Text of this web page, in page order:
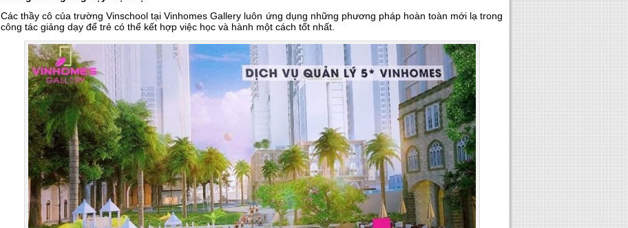
Các thầy cô của trường Vinschool tại Vinhomes Gallery luôn ứng dụng những phương pháp hoàn toàn mới lạ trong
công tác giảng dạy để trẻ có thể kết hợp việc học và hành một cách tốt nhất.